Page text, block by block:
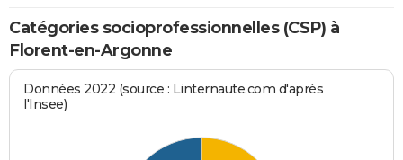
Catégories socioprofessionnelles (CSP) à
Florent-en-Argonne
Données 2022 (source : Linternaute.com d'après
l'Insee)